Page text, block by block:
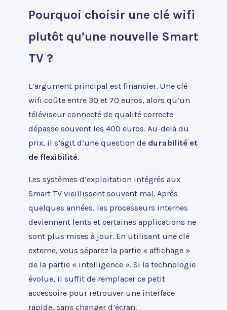
Pourquoi choisir une clé wifi
plutôt qu’une nouvelle Smart
TV ?
L’argument principal est financier. Une clé
wifi coûte entre 30 et 70 euros, alors qu’un
téléviseur connecté de qualité correcte
dépasse souvent les 400 euros. Au-delà du
prix, il s’agit d’une question de durabilité et
de flexibilité.
Les systèmes d’exploitation intégrés aux
Smart TV vieillissent souvent mal. Après
quelques années, les processeurs internes
deviennent lents et certaines applications ne
sont plus mises à jour. En utilisant une clé
externe, vous séparez la partie « affichage »
de la partie « intelligence ». Si la technologie
évolue, il suffit de remplacer ce petit
accessoire pour retrouver une interface
rapide, sans changer d’écran.